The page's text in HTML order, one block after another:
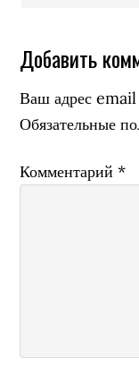
Добавить
Ваш адрес email
Обязательные
Комментарий*